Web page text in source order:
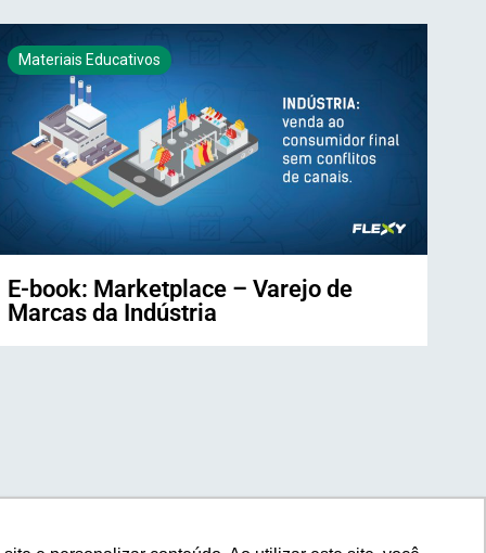
Materiais Educativos
E-book: Marketplace – Varejo de
Marcas da Indústria